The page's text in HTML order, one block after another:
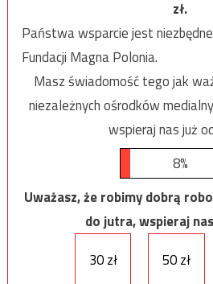
zł.
Państwa wsparcie jest
Fundacji Magna Polonia.
Masz świadomość tego jak
niezależnych ośrodków
wspieraj nas już
8%
Uważasz, że robimy dobrą
do jutra, wspieraj
30 zł
50 zł